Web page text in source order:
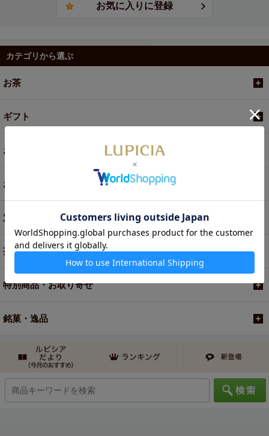
カテゴリから選ぶ
お茶
ギフト
お菓子・食品・飲料
お買い得商品
定期便
茶器・オリジナルグッズ
特別商品・お取り寄せ
銘菓・逸品